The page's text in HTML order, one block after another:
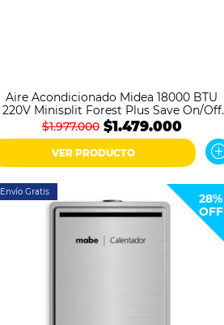
Aire Acondicionado Midea 18000 BTU
220V Minisplit Forest Plus Save On/Off
MSAFC-18CRN1-NC0 Blanco
$1.977.000 $1.479.000
VER PRODUCTO
Envío Gratis
28%
OFF